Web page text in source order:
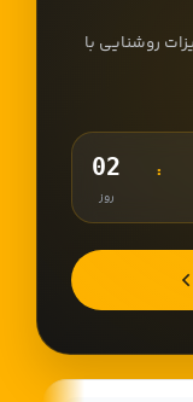
روشنایی با
02
روز
: